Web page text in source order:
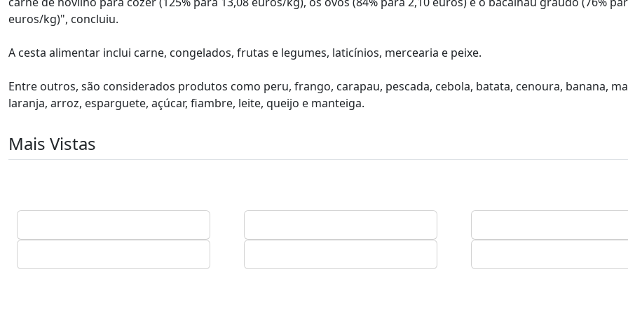
euros/kg)", concluiu.
A cesta alimentar inclui carne, congelados, frutas e legumes, laticínios, mercearia e peixe.
Entre outros, são considerados produtos como peru, frango, carapau, pescada, cebola, batata, cenoura, banana,
laranja, arroz, esparguete, açúcar, fiambre, leite, queijo e manteiga.
Mais Vistas